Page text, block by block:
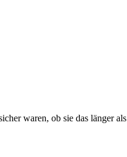
waren, ob sie das länger